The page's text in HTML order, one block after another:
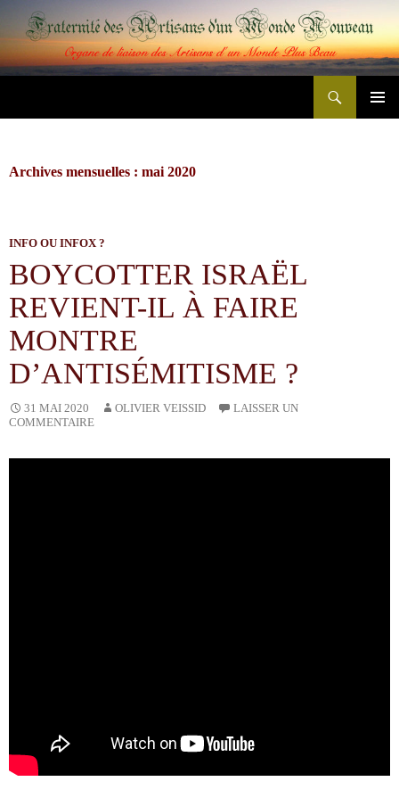
contenu
Fraternité des Artisans d'un Monde Nouveau
Archives mensuelles : mai 2020
INFO OU INFOX ?
BOYCOTTER ISRAËL
REVIENT-IL À FAIRE
MONTRE
D’ANTISÉMITISME ?
31 MAI 2020 OLIVIER VEISSID
LAISSER UN
COMMENTAIRE